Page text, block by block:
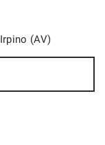
(AV)